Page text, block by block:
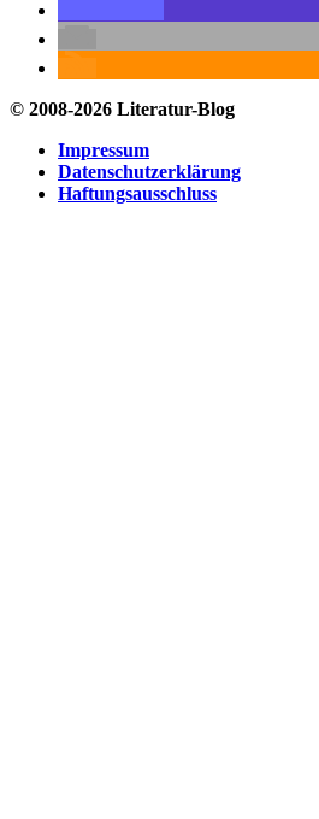
© 2008-2026 Literatur-Blog
Impressum
Datenschutzerklärung
Haftungsausschluss